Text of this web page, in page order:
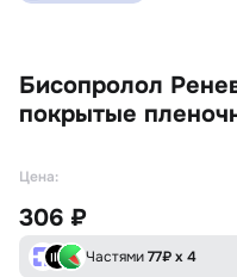
Бисопролол
покрытые
Цена:
306 ₽
Частями77₽ х 4